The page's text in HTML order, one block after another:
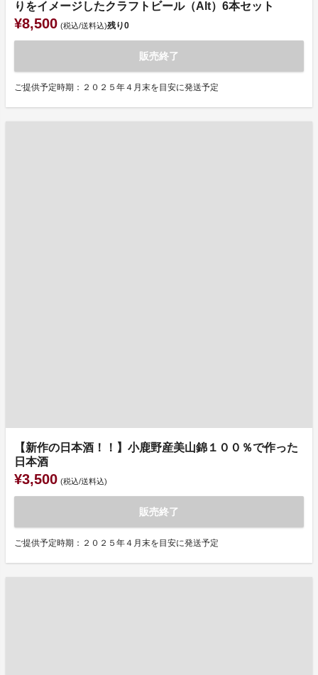
りをイメージしたクラフトビール（Alt）6本セット
¥8,500 (税込/送料込)残り0
販売終了
ご提供予定時期：２０２５年４月末を目安に発送予定
【新作の日本酒！！】小鹿野産美山錦１００％で作った
日本酒
¥3,500 (税込/送料込)
販売終了
ご提供予定時期：２０２５年４月末を目安に発送予定